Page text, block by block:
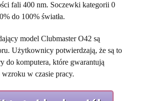
fali 400 nm. Soczewki kategorii 0
do 100% światła.
model Clubmaster O42 są
Użytkownicy potwierdzają, że są to
do komputera, które gwarantują
w czasie pracy.